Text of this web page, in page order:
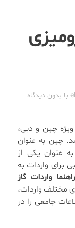
با بدون دیدگاه
ویژه چین و دبی،
چین به عنوان
عنوان یکی از
برای واردات به
راهنما واردات گاز
مختلف واردات،
جامعی را در